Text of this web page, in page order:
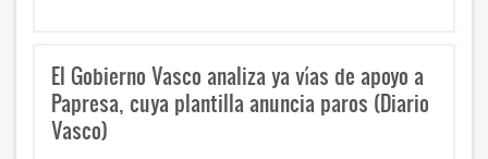
El Gobierno Vasco analiza ya vías de apoyo a
Papresa, cuya plantilla anuncia paros (Diario
Vasco)